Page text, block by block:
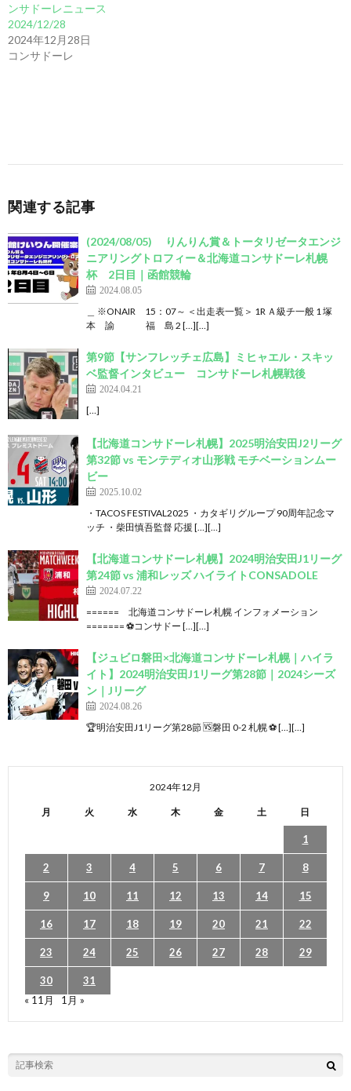
ンサドーレニュース
2024/12/28
2024年12月28日
コンサドーレ
関連する記事
(2024/08/05) りんりん賞＆トータリゼータエンジ
ニアリングトロフィー＆北海道コンサドーレ札幌
杯 2日目｜函館競輪
2024.08.05
＿ ※ONAIR 15：07～ ＜出走表一覧＞ 1R Ａ級チ一般 1 塚
本 諭 福 島 2 […][…]
第9節【サンフレッチェ広島】ミヒャエル・スキッ
ベ監督インタビュー コンサドーレ札幌戦後
2024.04.21
[…]
【北海道コンサドーレ札幌】2025明治安田J2リーグ
第32節 vs モンテディオ山形戦 モチベーションムー
ビー
2025.10.02
・TACOS FESTIVAL2025 ・カタギリグループ 90周年記念マ
ッチ ・柴田慎吾監督 応援 […][…]
【北海道コンサドーレ札幌】2024明治安田J1リーグ
第24節 vs 浦和レッズ ハイライトCONSADOLE
2024.07.22
====== 北海道コンサドーレ札幌 インフォメーション
======= ⚽コンサドー […][…]
【ジュビロ磐田×北海道コンサドーレ札幌｜ハイラ
イト】2024明治安田J1リーグ第28節｜2024シーズ
ン｜Jリーグ
2024.08.26
🏆明治安田J1リーグ第28節 🆚磐田 0-2 札幌 ⚽ […][…]
2024年12月
月 火 水 木 金 土 日
1
2 3 4 5 6 7 8
9 10 11 12 13 14 15
16 17 18 19 20 21 22
23 24 25 26 27 28 29
30
31
« 11月
1月 »